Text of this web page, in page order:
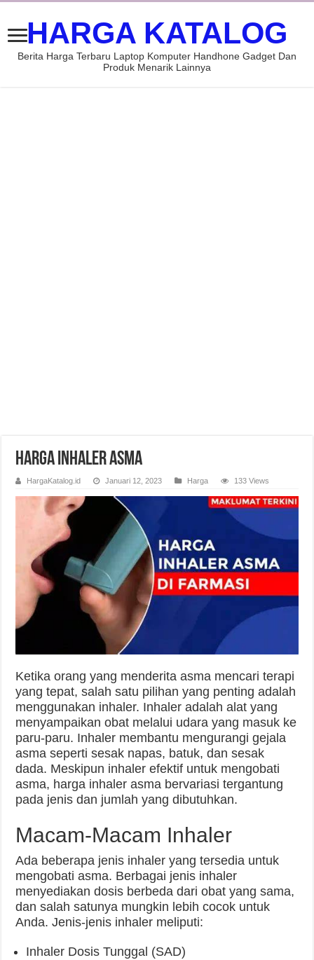
HARGA KATALOG
Berita Harga Terbaru Laptop Komputer Handhone Gadget Dan
Produk Menarik Lainnya
Harga Inhaler Asma
HargaKatalog.id Januari 12, 2023 Harga 133 Views
Ketika orang yang menderita asma mencari terapi
yang tepat, salah satu pilihan yang penting adalah
menggunakan inhaler. Inhaler adalah alat yang
menyampaikan obat melalui udara yang masuk ke
paru-paru. Inhaler membantu mengurangi gejala
asma seperti sesak napas, batuk, dan sesak
dada. Meskipun inhaler efektif untuk mengobati
asma, harga inhaler asma bervariasi tergantung
pada jenis dan jumlah yang dibutuhkan.
Macam-Macam Inhaler
Ada beberapa jenis inhaler yang tersedia untuk
mengobati asma. Berbagai jenis inhaler
menyediakan dosis berbeda dari obat yang sama,
dan salah satunya mungkin lebih cocok untuk
Anda. Jenis-jenis inhaler meliputi:
Inhaler Dosis Tunggal (SAD)